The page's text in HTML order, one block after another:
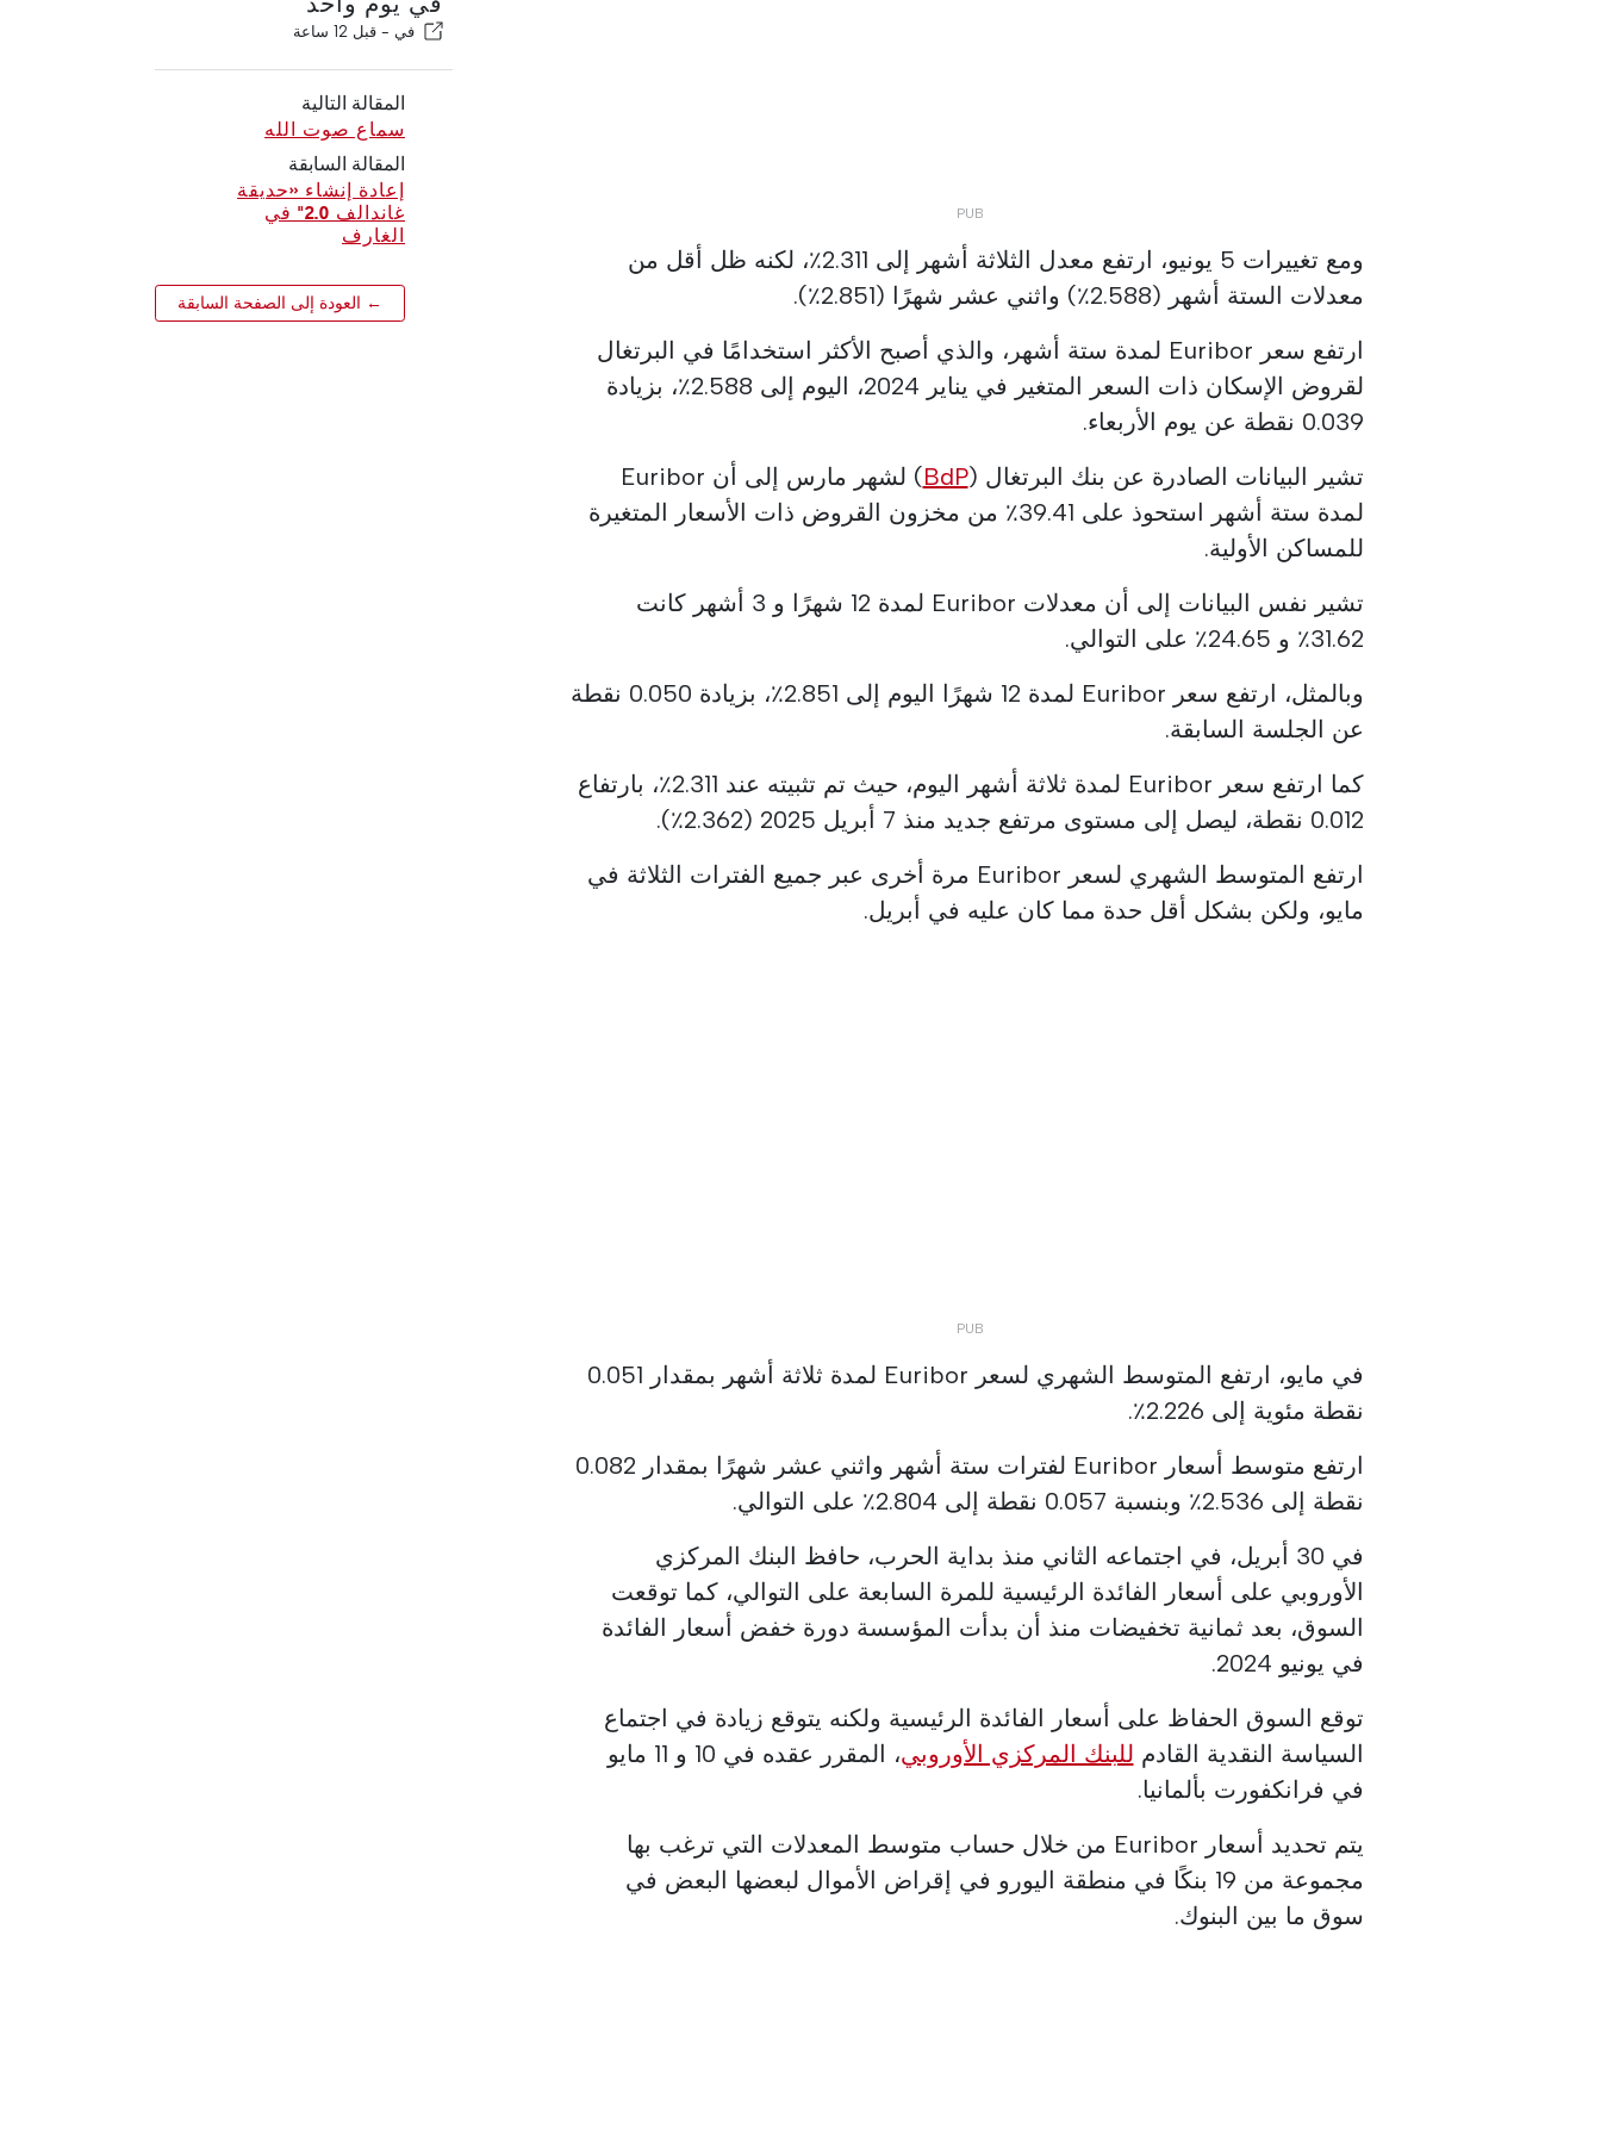
ومع تغييرات 5 يونيو، ارتفع معدل الثلاثة أشهر إلى 2.311٪، لكنه ظل أقل من
معدلات الستة أشهر (2.588٪) واثني عشر شهرًا (2.851٪).
ارتفع سعر Euribor لمدة ستة أشهر، والذي أصبح الأكثر استخدامًا في البرتغال
لقروض الإسكان ذات السعر المتغير في يناير 2024، اليوم إلى 2.588٪، بزيادة
0.039 نقطة عن يوم الأربعاء.
تشير البيانات الصادرة عن بنك البرتغال (BdP
) لشهر مارس إلى أن Euribor
لمدة ستة أشهر استحوذ على 39.41٪ من مخزون القروض ذات الأسعار المتغيرة
للمساكن الأولية.
تشير نفس البيانات إلى أن معدلات Euribor لمدة 12 شهرًا و 3 أشهر كانت
31.62٪ و 24.65٪ على التوالي.
وبالمثل، ارتفع سعر Euribor لمدة 12 شهرًا اليوم إلى 2.851٪، بزيادة 0.050 نقطة
عن الجلسة السابقة.
كما ارتفع سعر Euribor لمدة ثلاثة أشهر اليوم، حيث تم تثبيته عند 2.311٪، بارتفاع
0.012 نقطة، ليصل إلى مستوى مرتفع جديد منذ 7 أبريل 2025 (2.362٪).
ارتفع المتوسط الشهري لسعر Euribor مرة أخرى عبر جميع الفترات الثلاثة في
مايو، ولكن بشكل أقل حدة مما كان عليه في أبريل.
في مايو، ارتفع المتوسط الشهري لسعر Euribor لمدة ثلاثة أشهر بمقدار 0.051
نقطة مئوية إلى 2.226٪.
ارتفع متوسط أسعار Euribor لفترات ستة أشهر واثني عشر شهرًا بمقدار 0.082
نقطة إلى 2.536٪ وبنسبة 0.057 نقطة إلى 2.804٪ على التوالي.
في 30 أبريل، في اجتماعه الثاني منذ بداية الحرب، حافظ البنك المركزي
الأوروبي على أسعار الفائدة الرئيسية للمرة السابعة على التوالي، كما توقعت
السوق، بعد ثمانية تخفيضات منذ أن بدأت المؤسسة دورة خفض أسعار الفائدة
في يونيو 2024.
توقع السوق الحفاظ على أسعار الفائدة الرئيسية ولكنه يتوقع زيادة في اجتماع
السياسة النقدية القادم للبنك المركزي الأوروبي
، المقرر عقده في 10 و 11 مايو
في فرانكفورت بألمانيا.
يتم تحديد أسعار Euribor من خلال حساب متوسط المعدلات التي ترغب بها
مجموعة من 19 بنكًا في منطقة اليورو في إقراض الأموال لبعضها البعض في
سوق ما بين البنوك.
في - قبل 12 ساعة
المقالة التالية
سماع صوت الله
المقالة السابقة
إعادة إنشاء «حديقة
غاندالف 2.0" في
الغارف
← العودة إلى الصفحة السابقة